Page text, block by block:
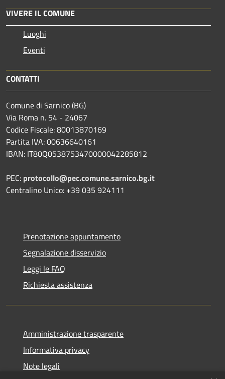
VIVERE IL COMUNE
Luoghi
Eventi
CONTATTI
Comune di Sarnico (BG)
Via Roma n. 54 - 24067
Codice Fiscale: 80013870169
Partita IVA: 00636640161
IBAN: IT80Q0538753470000042285812
PEC: protocollo@pec.comune.sarnico.bg.it
Centralino Unico: +39 035 924111
Prenotazione appuntamento
Segnalazione disservizio
Leggi le FAQ
Richiesta assistenza
Amministrazione trasparente
Informativa privacy
Note legali